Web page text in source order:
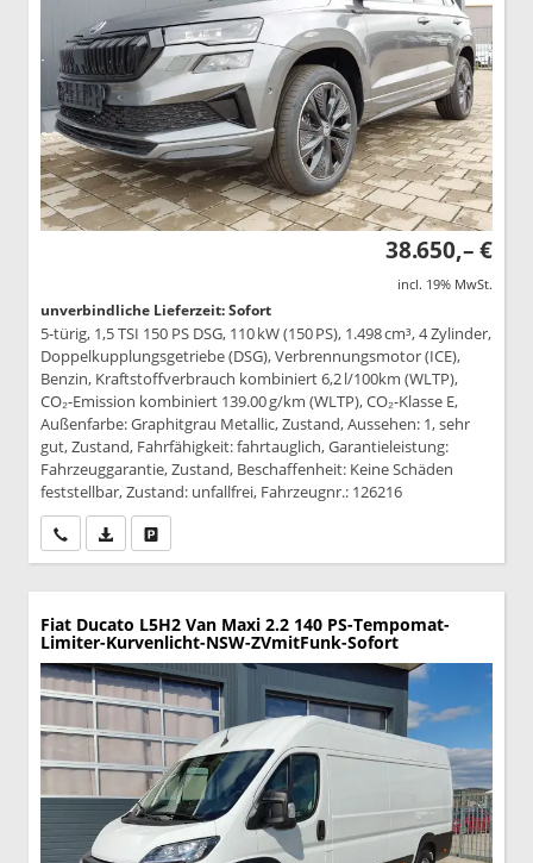
38.650,– €
incl. 19% MwSt.
unverbindliche Lieferzeit: Sofort
5-türig, 1,5 TSI 150 PS DSG, 110 kW (150 PS), 1.498 cm³, 4 Zylinder,
Doppelkupplungsgetriebe (DSG), Verbrennungsmotor (ICE),
Benzin, Kraftstoffverbrauch kombiniert 6,2 l/100km (WLTP),
CO₂-Emission kombiniert 139.00 g/km (WLTP), CO₂-Klasse E,
Außenfarbe: Graphitgrau Metallic, Zustand, Aussehen: 1, sehr
gut, Zustand, Fahrfähigkeit: fahrtauglich, Garantieleistung:
Fahrzeuggarantie, Zustand, Beschaffenheit: Keine Schäden
feststellbar, Zustand: unfallfrei, Fahrzeugnr.: 126216
Wir rufen Sie anPDF-Datei, Fahrzeugexposé drucken
Fiat Ducato L5H2 Van Maxi 2.2 140 PS-Tempomat-
Limiter-Kurvenlicht-NSW-ZVmitFunk-Sofort